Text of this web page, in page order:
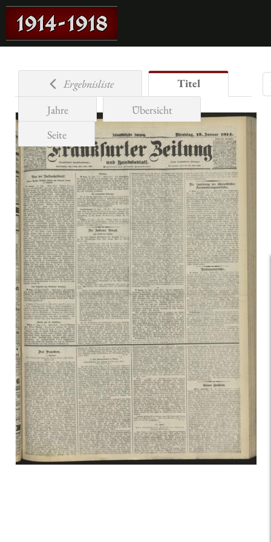
Ergebnisliste
Titel
Jahre
Übersicht
Seite